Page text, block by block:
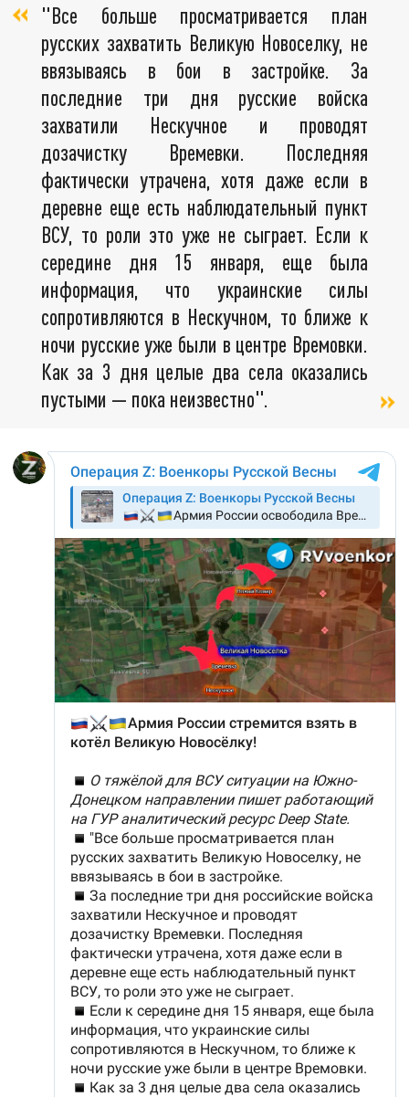
"Все больше просматривается план
русских захватить Великую Новоселку, не
ввязываясь в бои в застройке. За
последние три дня русские войска
захватили Нескучное и проводят
дозачистку Времевки. Последняя
фактически утрачена, хотя даже если в
деревне еще есть наблюдательный пункт
ВСУ, то роли это уже не сыграет. Если к
середине дня 15 января, еще была
информация, что украинские силы
сопротивляются в Нескучном, то ближе к
ночи русские уже были в центре Времовки.
Как за 3 дня целые два села оказались
пустыми — пока неизвестно".